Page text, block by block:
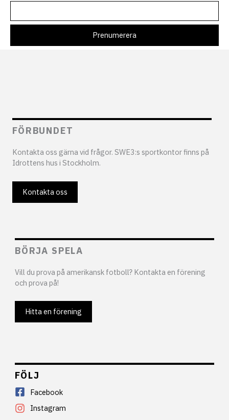
FÖRBUNDET
Kontakta oss gärna vid frågor. SWE3:s sportkontor finns på
Idrottens hus i Stockholm.
Kontakta oss
BÖRJA SPELA
Vill du prova på amerikansk fotboll? Kontakta en förening
och prova på!
Hitta en förening
FÖLJ
Facebook
Instagram